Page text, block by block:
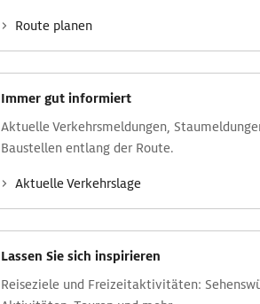
Route planen
Immer gut informiert
Aktuelle Verkehrs­meldungen,
Baustellen entlang der Route.
Aktuelle Verkehrs­lage
Lassen Sie sich inspirieren
Reise­ziele und Freizeit­aktivitäten: